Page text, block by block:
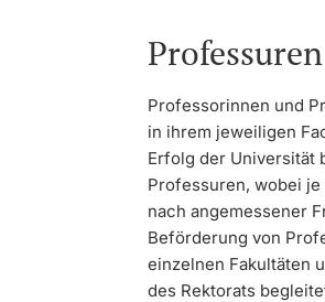
Professuren
Professorinnen und
in ihrem jeweiligen
Erfolg der Universität
Professuren, wobei
nach angemessener
Beförderung von
einzelnen Fakultäten
des Rektorats